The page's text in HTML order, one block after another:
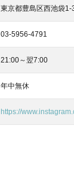
東京都豊島区西池袋
03-5956-4791
21:00～翌7:00
年中無休
https://